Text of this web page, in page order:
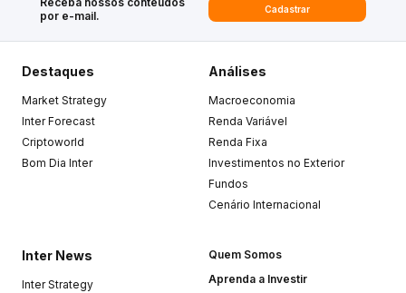
por e-mail.
Cadastrar
Destaques
Market Strategy
Inter Forecast
Criptoworld
Bom Dia Inter
Análises
Macroeconomia
Renda Variável
Renda Fixa
Investimentos no Exterior
Fundos
Cenário Internacional
Inter News
Inter Strategy
Quem Somos
Aprenda a Investir